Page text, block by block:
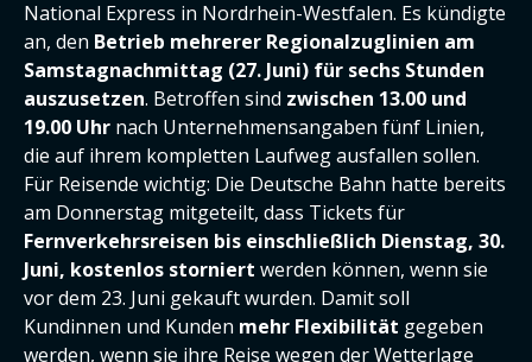
National Express in Nordrhein-Westfalen. Es kündigte
an, den Betrieb mehrerer Regionalzuglinien am
Samstagnachmittag (27. Juni) für sechs Stunden
auszusetzen. Betroffen sind zwischen 13.00 und
19.00 Uhr nach Unternehmensangaben fünf Linien,
die auf ihrem kompletten Laufweg ausfallen sollen.
Für Reisende wichtig: Die Deutsche Bahn hatte bereits
am Donnerstag mitgeteilt, dass Tickets für
Fernverkehrsreisen bis einschließlich Dienstag, 30.
Juni, kostenlos storniert werden können, wenn sie
vor dem 23. Juni gekauft wurden. Damit soll
Kundinnen und Kunden mehr Flexibilität gegeben
werden, wenn sie ihre Reise wegen der Wetterlage